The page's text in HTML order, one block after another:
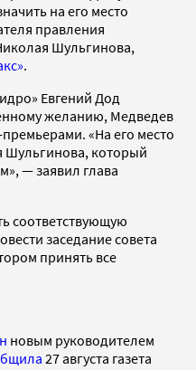
на его место
правления
Шульгинова,
.
Евгений Дод
желанию, Медведев
«На его место
Шульгинова, который
— заявил глава
соответствующую
заседание совета
принять все
новым руководителем
27 августа газета